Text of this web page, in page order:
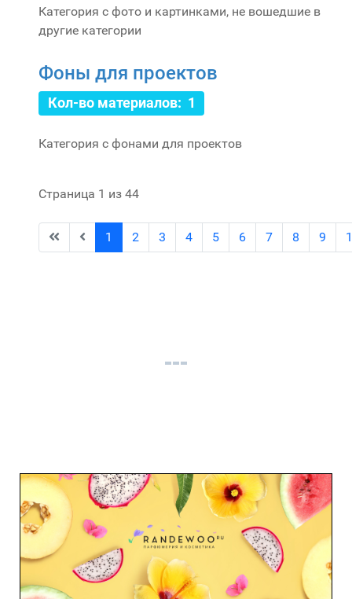
Категория с фото и картинками, не вошедшие в
другие категории
Фоны для проектов
Кол-во материалов: 1
Категория с фонами для проектов
Страница 1 из 44
1 2 3 4 5 6 7 8 9